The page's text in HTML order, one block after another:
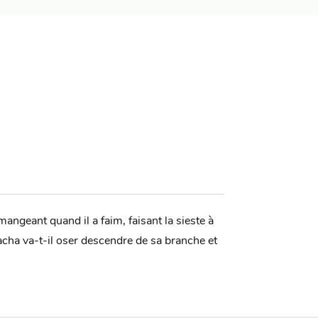
quand il a faim, faisant la sieste à
va-t-il oser descendre de sa branche et